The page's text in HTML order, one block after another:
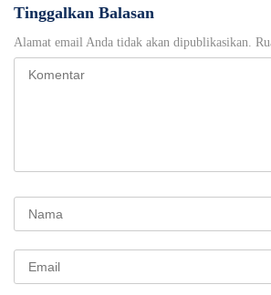
Tinggalkan Balasan
Alamat email Anda tidak akan dipublikasikan.